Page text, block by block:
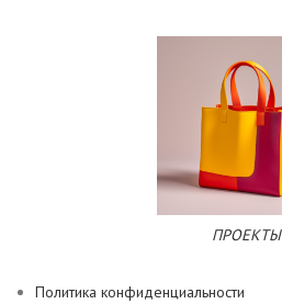
ПРОЕКТЫ
Политика конфиденциальности